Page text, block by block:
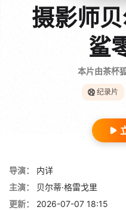
摄影师
鲨
本片由茶杯
纪录片
导演：
内详
主演：
贝尔蒂·格雷戈里
更新：
2026-07-07 18:15